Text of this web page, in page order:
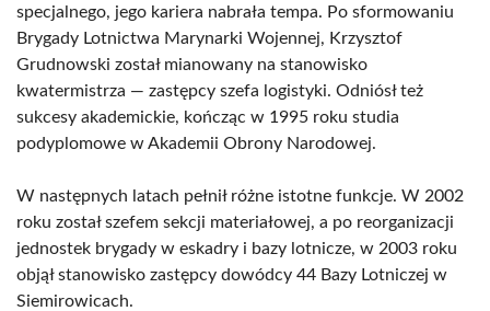
specjalnego, jego kariera nabrała tempa. Po sformowaniu
Brygady Lotnictwa Marynarki Wojennej, Krzysztof
Grudnowski został mianowany na stanowisko
kwatermistrza — zastępcy szefa logistyki. Odniósł też
sukcesy akademickie, kończąc w 1995 roku studia
podyplomowe w Akademii Obrony Narodowej.
W następnych latach pełnił różne istotne funkcje. W 2002
roku został szefem sekcji materiałowej, a po reorganizacji
jednostek brygady w eskadry i bazy lotnicze, w 2003 roku
objął stanowisko zastępcy dowódcy 44 Bazy Lotniczej w
Siemirowicach.